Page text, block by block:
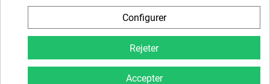
D'accord
Vous pouvez vous désinscrire à tout moment. Vous trouverez
pour cela nos informations de contact dans les conditions
d'utilisation du site.
Configurer
Rejeter
Accepter